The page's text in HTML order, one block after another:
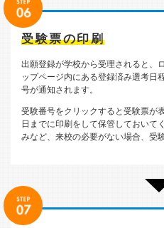
受験票の印刷
出願登録が学校から受理されると、
ップページ内にある登録済み選考日
号が通知されます。
受験番号をクリックすると受験票が
日までに印刷をして保管しておいて
みなど、来校の必要がない場合、受